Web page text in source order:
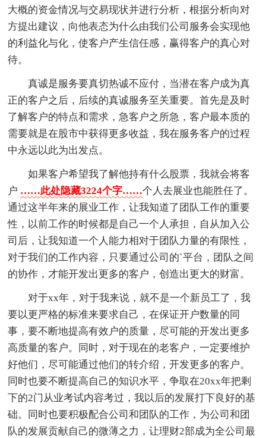
大概的资金情况与交易现状并进行分析，根据分析向对
方提出建议，向他表态为什么由我们公司服务会实现他
的利益化与化，使客户产生信任感，赢得客户的真心对
待。
真诚是服务要真切热诚不应付，当潜在客户成为真
正的客户之后，后续的真诚服务至关重要。首先是及时
了解客户的特点和需求，急客户之所急，客户最本质的
需要就是在股市中获得更多收益，我在服务客户的过程
中永远以此为出发点。
如果客户希望我了解他持有什么股票，我就会将客
户 ……此处隐藏3224个字……个人去展业也能胜任了。
通过这半年来的展业工作，让我知道了团队工作的重要
性，以前工作的时候都是自己一个人承担，自从加入公
司后，让我知道一个人能力相对于团队力量的有限性，
对于我们的工作内容，只要通过公司的`平台，团队之间
的协作，才能开发出更多的客户，创造出更大的财富。
对于xx年，对于我来说，就不是一个新员工了，我
要以更严格的标准来要求自己，在保证开户数量的同
事，要不断地提高有效户的质量，尽可能的开发出更多
高质量的客户。同时，对于现在的老客户，一定要维护
好他们，尽可能通过他们的转介绍，开发更多的客户。
同时也要不断提高自己的知识水平，争取在20xx年把剩
下的2门从业考试内容考过，我以后的发展打下良好的基
础。同时也要积极配合公司和团队的工作，为公司和团
队的发展贡献自己的微薄之力，让理财2部成为全公司最